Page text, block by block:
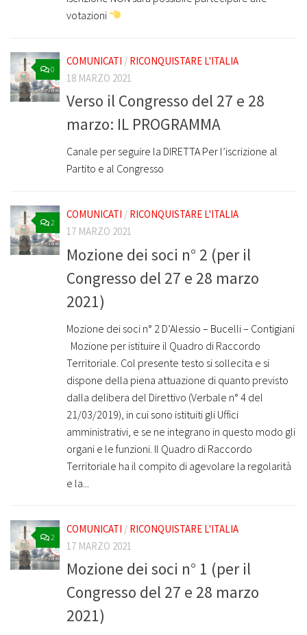
votazioni
0
COMUNICATI / RICONQUISTARE L'ITALIA
18 MARZO 2021
Verso il Congresso del 27 e 28
marzo: IL PROGRAMMA
Canale per seguire la DIRETTA Per l’iscrizione al
Partito e al Congresso
2
COMUNICATI / RICONQUISTARE L'ITALIA
17 MARZO 2021
Mozione dei soci n° 2 (per il
Congresso del 27 e 28 marzo
2021)
Mozione dei soci n° 2 D’Alessio – Bucelli – Contigiani
Mozione per istituire il Quadro di Raccordo
Territoriale. Col presente testo si sollecita e si
dispone della piena attuazione di quanto previsto
dalla delibera del Direttivo (Verbale n° 4 del
21/03/2019), in cui sono istituiti gli Uffici
amministrativi, e se ne integrano in questo modo gli
organi e le funzioni. Il Quadro di Raccordo
Territoriale ha il compito di agevolare la regolarità
e la...
2
COMUNICATI / RICONQUISTARE L'ITALIA
17 MARZO 2021
Mozione dei soci n° 1 (per il
Congresso del 27 e 28 marzo
2021)